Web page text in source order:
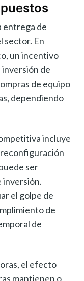
entrega de
sector. En
un incentivo
de
de equipo
dependiendo
incluye
ser
inversión.
el golpe de
de
de
el efecto
mantienen o